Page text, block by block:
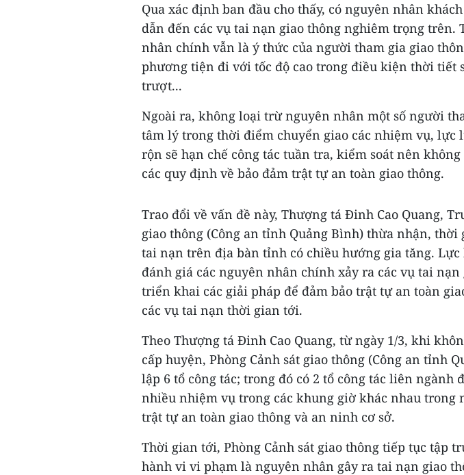
Qua xác định ban đầu cho thấy, có nguyên nhân
dẫn đến các vụ tai nạn giao thông nghiêm trọng trên.
nhân chính vẫn là ý thức của người tham gia giao
phương tiện đi với tốc độ cao trong điều kiện thời tiết
trượt...
Ngoài ra, không loại trừ nguyên nhân một số người
tâm lý trong thời điểm chuyển giao các nhiệm vụ, lực
rộn sẽ hạn chế công tác tuần tra, kiểm soát nên
các quy định về bảo đảm trật tự an toàn giao thông.
Trao đổi về vấn đề này, Thượng tá Đinh Cao Quang,
giao thông (Công an tỉnh Quảng Bình) thừa nhận, thời
tai nạn trên địa bàn tỉnh có chiều hướng gia tăng.
đánh giá các nguyên nhân chính xảy ra các vụ tai
triển khai các giải pháp để đảm bảo trật tự an toàn
các vụ tai nạn thời gian tới.
Theo Thượng tá Đinh Cao Quang, từ ngày 1/3, khi
cấp huyện, Phòng Cảnh sát giao thông (Công an tỉnh
lập 6 tổ công tác; trong đó có 2 tổ công tác liên ngành
nhiều nhiệm vụ trong các khung giờ khác nhau trong
trật tự an toàn giao thông và an ninh cơ sở.
Thời gian tới, Phòng Cảnh sát giao thông tiếp tục tập
hành vi vi phạm là nguyên nhân gây ra tai nạn giao